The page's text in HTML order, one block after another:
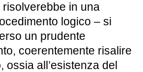
in una
logico – si
un prudente
coerentemente risalire
ossia all’esistenza del